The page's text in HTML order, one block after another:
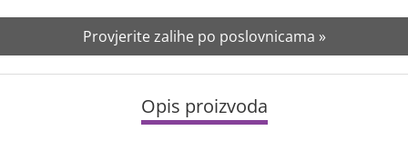
Provjerite zalihe po poslovnicama »
Opis proizvoda